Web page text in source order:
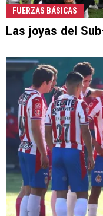
FUERZAS BÁSICAS
Las joyas del